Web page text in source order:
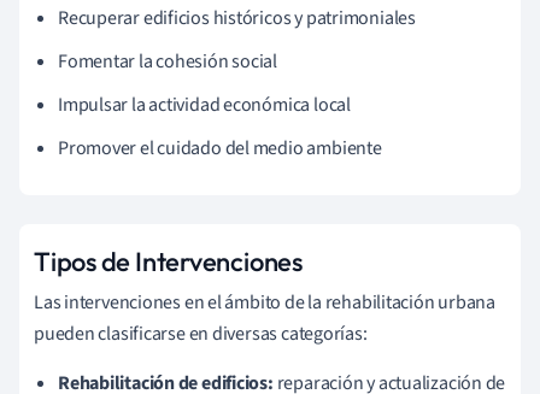
Recuperar edificios históricos y patrimoniales
Fomentar la cohesión social
Impulsar la actividad económica local
Promover el cuidado del medio ambiente
Tipos de Intervenciones
Las intervenciones en el ámbito de la rehabilitación urbana
pueden clasificarse en diversas categorías:
Rehabilitación de edificios: reparación y actualización de